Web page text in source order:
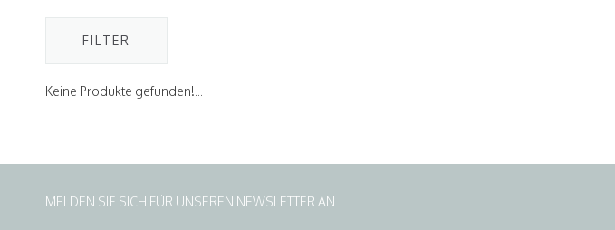
FILTER
Keine Produkte gefunden!...
MELDEN SIE SICH FÜR UNSEREN NEWSLETTER AN